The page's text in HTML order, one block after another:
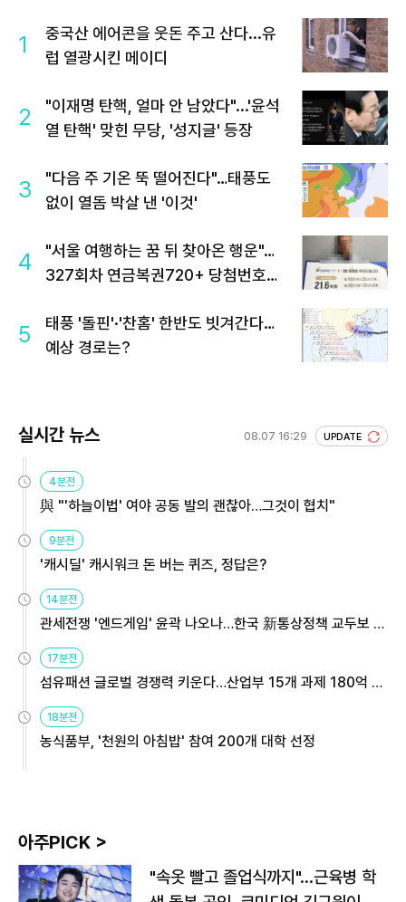
1
중국산 에어콘을 웃돈 주고 산다...유
럽 열광시킨 메이디
2
"이재명 탄핵, 얼마 안 남았다"...'윤석
열 탄핵' 맞힌 무당, '성지글' 등장
3
"다음 주 기온 뚝 떨어진다"…태풍도
없이 열돔 박살 낸 '이것'
4
"서울 여행하는 꿈 뒤 찾아온 행운"…
327회차 연금복권720+ 당첨번호조
5
태풍 '돌핀'·'찬홈' 한반도 빗겨간다…
예상 경로는?
실시간 뉴스 08.07 16:29 UPDATE
4분전
與 "'하늘이법' 여야 공동 발의 괜찮아…그것이 협치"
9분전
'캐시딜' 캐시워크 돈 버는 퀴즈, 정답은?
14분전
관세전쟁 '엔드게임' 윤곽 나오나…한국 新통상정책 교두보 활
17분전
섬유패션 글로벌 경쟁력 키운다…산업부 15개 과제 180억 지
18분전
농식품부, '천원의 아침밥' 참여 200개 대학 선정
아주PICK >
"속옷 빨고 졸업식까지"…근육병 학